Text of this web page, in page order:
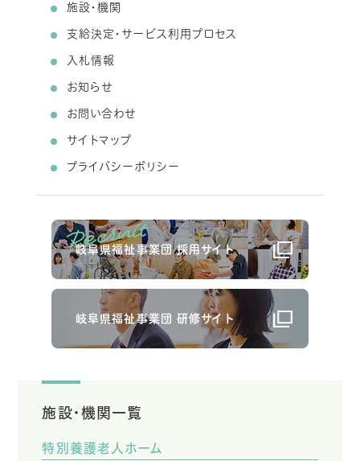
施設・機関
支給決定・サービス利用プロセス
入札情報
お知らせ
お問い合わせ
サイトマップ
プライバシーポリシー
岐阜県福祉事業団 採用サイト
岐阜県福祉事業団 研修サイト
施設・機関一覧
特別養護老人ホーム